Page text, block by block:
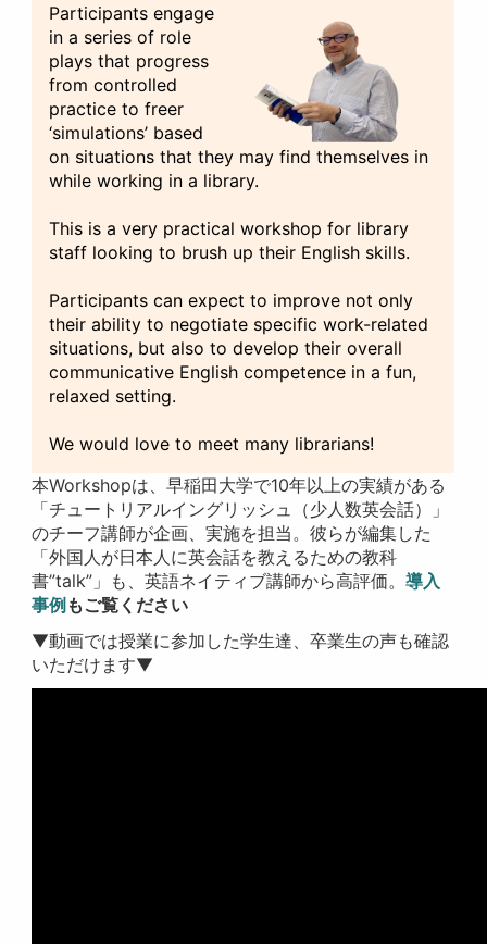
Participants engage
in a series of role
plays that progress
from controlled
practice to freer
‘simulations’ based
on situations that they may find themselves in
while working in a library.
This is a very practical workshop for library
staff looking to brush up their English skills.
Participants can expect to improve not only
their ability to negotiate specific work-related
situations, but also to develop their overall
communicative English competence in a fun,
relaxed setting.
We would love to meet many librarians!
本Workshopは、早稲田大学で10年以上の実績がある
「チュートリアルイングリッシュ（少人数英会話）」
のチーフ講師が企画、実施を担当。彼らが編集した
「外国人が日本人に英会話を教えるための教科
書”talk”」も、英語ネイティブ講師から高評価。導入
事例もご覧ください
▼動画では授業に参加した学生達、卒業生の声も確認
いただけます▼